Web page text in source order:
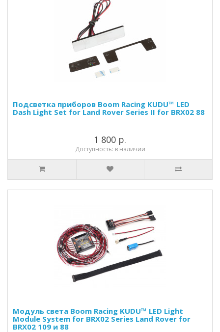
Подсветка приборов Boom Racing KUDU™ LED
Dash Light Set for Land Rover Series II for BRX02 88
1 800 р.
Доступность: в наличии
Модуль света Boom Racing KUDU™ LED Light
Module System for BRX02 Series Land Rover for
BRX02 109 и 88